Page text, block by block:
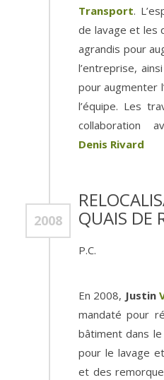
Transport.
de lavage et les
agrandis pour
l’entreprise,
pour augmenter
l’équipe. Les
collaboration
Denis Rivard
2008 QUAIS DE
P.C.
En 2008, Justin
mandaté pour
bâtiment dans
pour le lavage
et des